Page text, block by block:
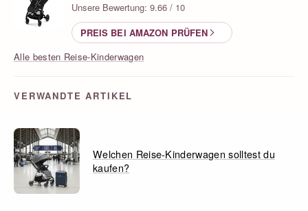
Unsere Bewertung: 9.66 / 10
PREIS BEI AMAZON PRÜFEN
Alle besten Reise-Kinderwagen
VERWANDTE ARTIKEL
Welchen Reise-Kinderwagen solltest du
kaufen?